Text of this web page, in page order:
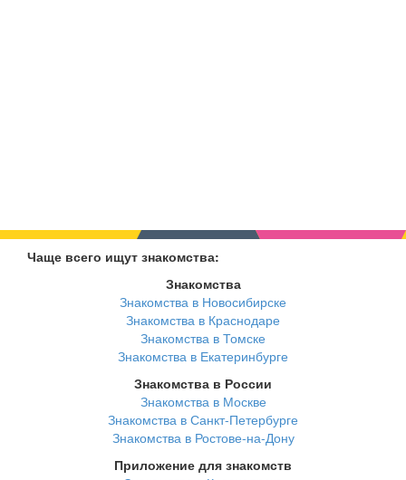
Чаще всего ищут знакомства:
Знакомства
Знакомства в Новосибирске
Знакомства в Краснодаре
Знакомства в Томске
Знакомства в Екатеринбурге
Знакомства в России
Знакомства в Москве
Знакомства в Санкт-Петербурге
Знакомства в Ростове-на-Дону
Приложение для знакомств